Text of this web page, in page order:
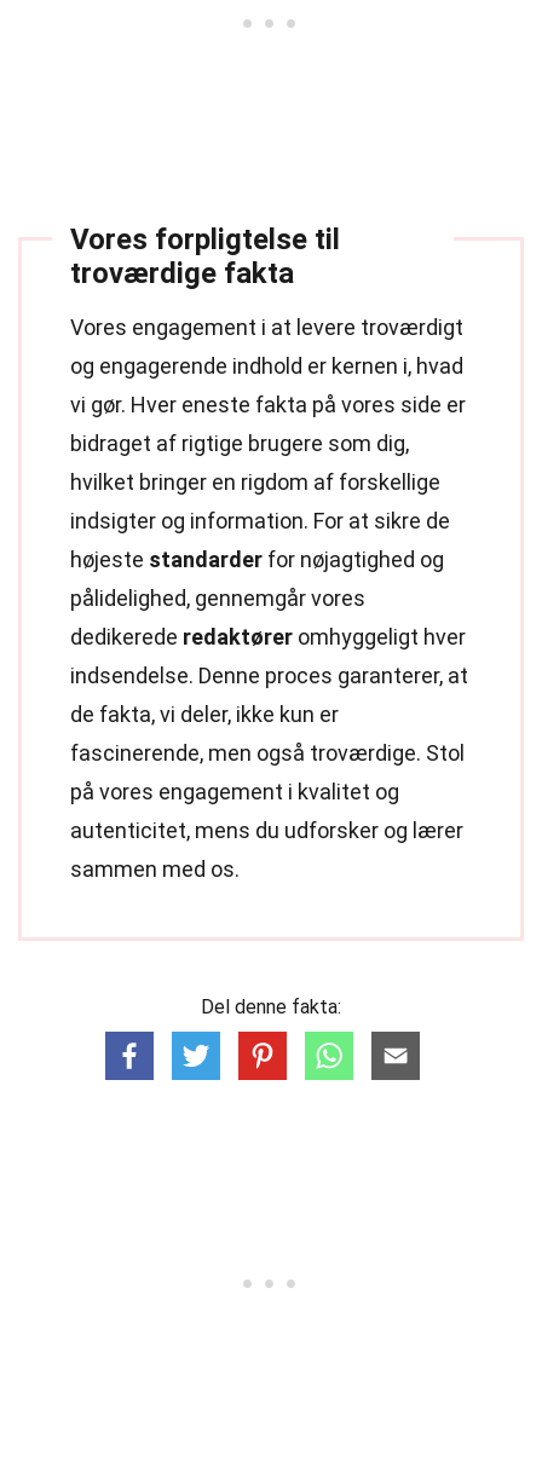
Vores forpligtelse til
troværdige fakta
Vores engagement i at levere troværdigt
og engagerende indhold er kernen i, hvad
vi gør. Hver eneste fakta på vores side er
bidraget af rigtige brugere som dig,
hvilket bringer en rigdom af forskellige
indsigter og information. For at sikre de
højeste standarder for nøjagtighed og
pålidelighed, gennemgår vores
dedikerede redaktører omhyggeligt hver
indsendelse. Denne proces garanterer, at
de fakta, vi deler, ikke kun er
fascinerende, men også troværdige. Stol
på vores engagement i kvalitet og
autenticitet, mens du udforsker og lærer
sammen med os.
Del denne fakta: